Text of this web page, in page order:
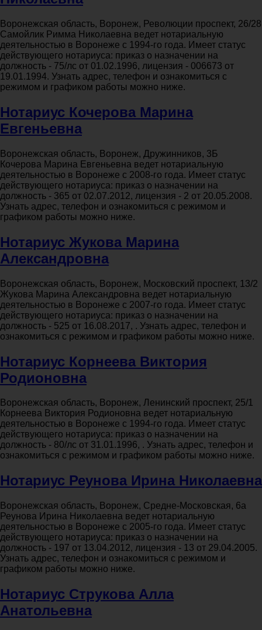
Воронежская область, Воронеж, Революции проспект, 26/28
Самойлик Римма Николаевна ведет нотариальную
деятельностью в Воронеже с 1994-го года. Имеет статус
действующего нотариуса: приказ о назначении на
должность - 75/лс от 01.02.1996, лицензия - 006673 от
19.01.1994. Узнать адрес, телефон и ознакомиться с
режимом и графиком работы можно ниже.
Нотариус Кочерова Марина
Евгеньевна
Воронежская область, Воронеж, Дружинников, 3Б
Кочерова Марина Евгеньевна ведет нотариальную
деятельностью в Воронеже с 2008-го года. Имеет статус
действующего нотариуса: приказ о назначении на
должность - 365 от 02.07.2012, лицензия - 2 от 20.05.2008.
Узнать адрес, телефон и ознакомиться с режимом и
графиком работы можно ниже.
Нотариус Жукова Марина
Александровна
Воронежская область, Воронеж, Московский проспект, 13/2
Жукова Марина Александровна ведет нотариальную
деятельностью в Воронеже с 2007-го года. Имеет статус
действующего нотариуса: приказ о назначении на
должность - 525 от 16.08.2017, . Узнать адрес, телефон и
ознакомиться с режимом и графиком работы можно ниже.
Нотариус Корнеева Виктория
Родионовна
Воронежская область, Воронеж, Ленинский проспект, 25/1
Корнеева Виктория Родионовна ведет нотариальную
деятельностью в Воронеже с 1994-го года. Имеет статус
действующего нотариуса: приказ о назначении на
должность - 80/лс от 31.01.1996, . Узнать адрес, телефон и
ознакомиться с режимом и графиком работы можно ниже.
Нотариус Реунова Ирина Николаевна
Воронежская область, Воронеж, Средне-Московская, 6а
Реунова Ирина Николаевна ведет нотариальную
деятельностью в Воронеже с 2005-го года. Имеет статус
действующего нотариуса: приказ о назначении на
должность - 197 от 13.04.2012, лицензия - 13 от 29.04.2005.
Узнать адрес, телефон и ознакомиться с режимом и
графиком работы можно ниже.
Нотариус Струкова Алла
Анатольевна